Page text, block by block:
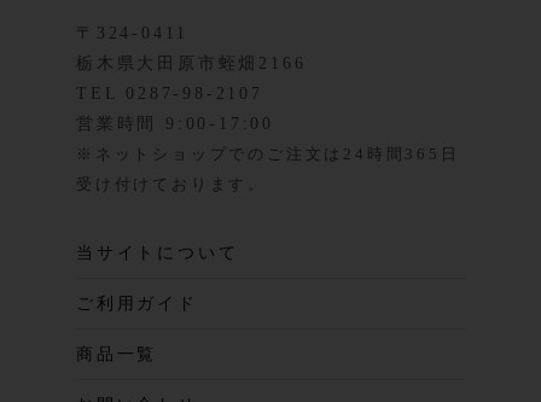
〒324-0411
栃木県大田原市蛭畑2166
TEL 0287-98-2107
営業時間 9:00-17:00
※ネットショップでのご注文は24時間365日
受け付けております。
当サイトについて
ご利用ガイド
商品一覧